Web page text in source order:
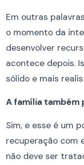
Em outras
o momento da
desenvolver
acontece depois.
sólido e mais
A família
Sim, e esse é um
recuperação com
não deve ser